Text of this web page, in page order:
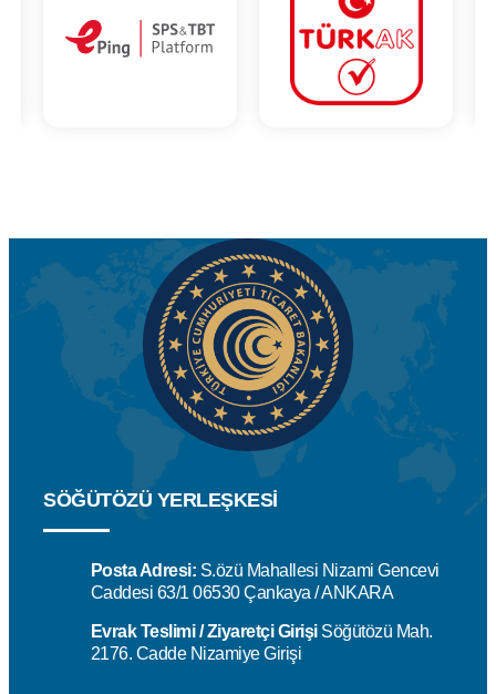
SÖĞÜTÖZÜ YERLEŞKESİ
Posta Adresi: S.özü Mahallesi Nizami Gencevi
Caddesi 63/1 06530 Çankaya / ANKARA
Evrak Teslimi / Ziyaretçi GirişiSöğütözü Mah.
2176. Cadde Nizamiye Girişi